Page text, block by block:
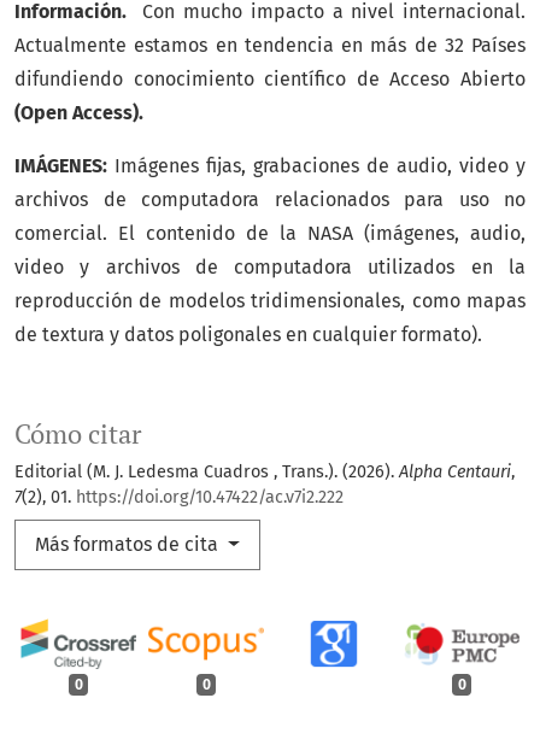
Cómo citar
Editorial (M. J. Ledesma Cuadros , Trans.). (2026).Alpha Centauri,
7(2), 01. https://doi.org/10.47422/ac.v7i2.222
Más formatos de cita
0 0 0
Información.
Con mucho impacto a nivel internacional.
Actualmente estamos en tendencia en más de 32 Países
difundiendo conocimiento científico de Acceso Abierto
(Open Access).
IMÁGENES: Imágenes fijas, grabaciones de audio, video y
archivos de computadora relacionados para uso no
comercial. El contenido de la NASA (imágenes, audio,
video y archivos de computadora utilizados en la
reproducción de modelos tridimensionales, como mapas
de textura y datos poligonales en cualquier formato).